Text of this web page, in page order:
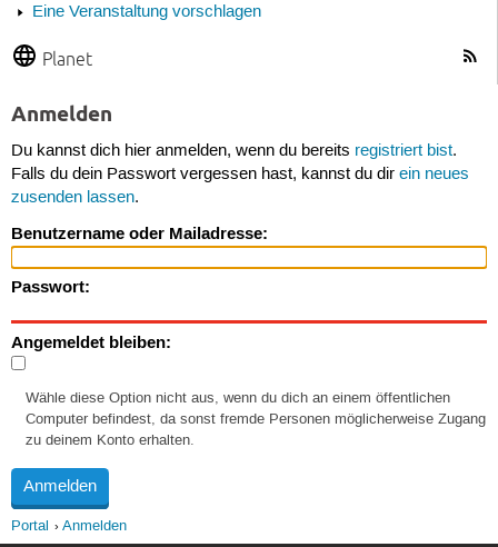
Eine Veranstaltung vorschlagen
Planet
Anmelden
Du kannst dich hier anmelden, wenn du bereits registriert bist.
Falls du dein Passwort vergessen hast, kannst du dir ein neues
zusenden lassen.
Benutzername oder Mailadresse:
Passwort:
Angemeldet bleiben:
Wähle diese Option nicht aus, wenn du dich an einem öffentlichen
Computer befindest, da sonst fremde Personen möglicherweise Zugang
zu deinem Konto erhalten.
Portal Anmelden